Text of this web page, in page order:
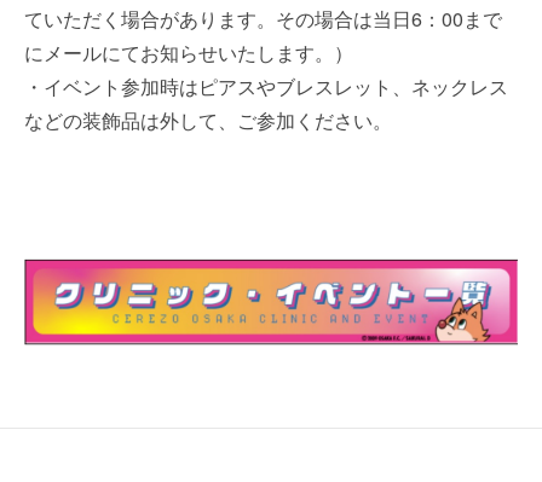
ていただく場合があります。その場合は当日6：00まで
にメールにてお知らせいたします。）
・イベント参加時はピアスやブレスレット、ネックレス
などの装飾品は外して、ご参加ください。